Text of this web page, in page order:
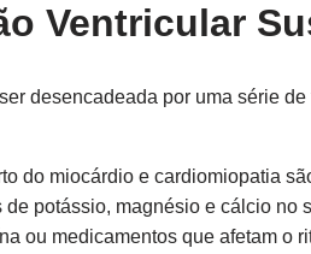
Ventricular
desencadeada por uma série
do miocárdio e cardiomiopatia
de potássio, magnésio e cálcio no
ou medicamentos que afetam o